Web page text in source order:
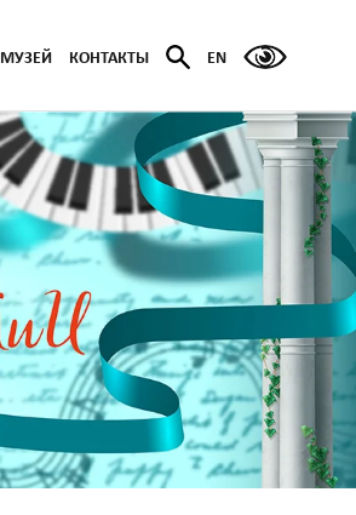
МУЗЕЙ КОНТАКТЫ EN